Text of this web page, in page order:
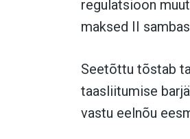
regulatsioon
maksed II
Seetõttu tõstab
taasliitumise
vastu eelnõu